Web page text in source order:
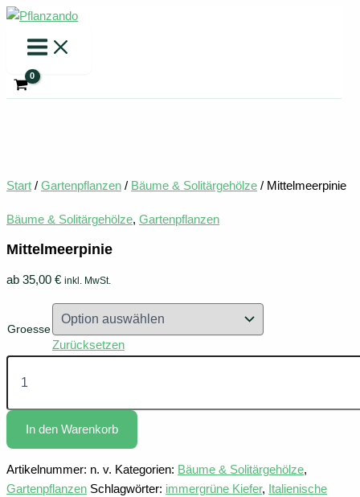
Zum
springen
Start / Gartenpflanzen / Bäume & Solitärgehölze / Mittelmeerpinie
Bäume & Solitärgehölze, Gartenpflanzen
Mittelmeerpinie
ab 35,00 € inkl. MwSt.
Groesse
Zurücksetzen
Mittelmeerpinie
Menge
In den Warenkorb
Artikelnummer: n. v. Kategorien: Bäume & Solitärgehölze,
Gartenpflanzen Schlagwörter: immergrüne Kiefer, Italienische